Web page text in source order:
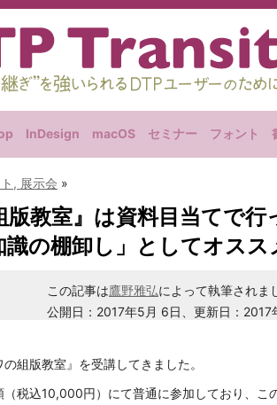
InDesign macOS セミナー フォント
, 展示会 »
版教室』は資料目当てで
識の棚卸し」としてオスス
この記事は鷹野雅弘によって執筆されま
公開日：2017年5月 6日、更新日：2017
組版教室』を受講してきました。
（税込10,000円）にて普通に参加しており、こ